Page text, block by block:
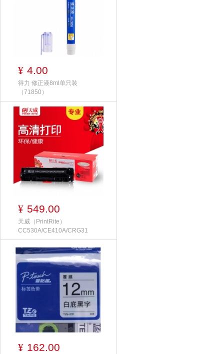
¥ 4.00
得力 修正液8ml单只装
（71850）
¥ 549.00
天威（PrintRite）
CC530A/CE410A/CRG31
¥ 162.00